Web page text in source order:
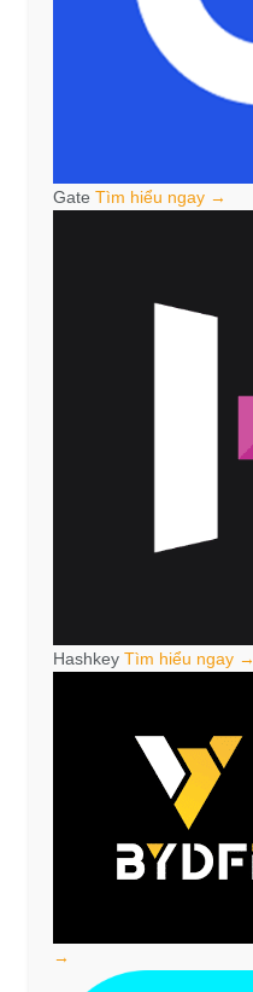
Gate Tìm hiểu ngay →
Hashkey Tìm hiểu ngay →
→